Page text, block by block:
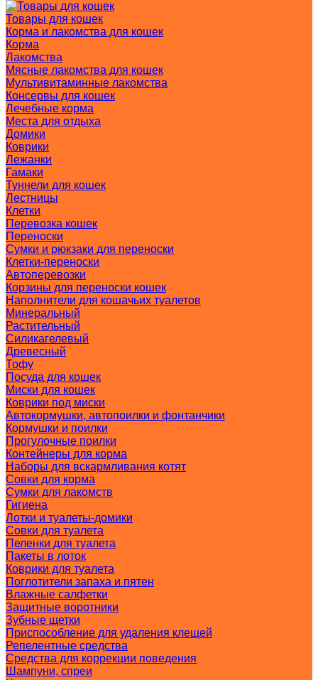
Товары для кошек
Корма и лакомства для кошек
Корма
Лакомства
Мясные лакомства для кошек
Мультивитаминные лакомства
Консервы для кошек
Лечебные корма
Места для отдыха
Домики
Коврики
Лежанки
Гамаки
Туннели для кошек
Лестницы
Клетки
Перевозка кошек
Переноски
Сумки и рюкзаки для переноски
Клетки-переноски
Автоперевозки
Корзины для переноски кошек
Наполнители для кошачьих туалетов
Минеральный
Растительный
Силикагелевый
Древесный
Тофу
Посуда для кошек
Миски для кошек
Коврики под миски
Автокормушки, автопоилки и фонтанчики
Кормушки и поилки
Прогулочные поилки
Контейнеры для корма
Наборы для вскармливания котят
Совки для корма
Сумки для лакомств
Гигиена
Лотки и туалеты-домики
Совки для туалета
Пеленки для туалета
Пакеты в лоток
Коврики для туалета
Поглотители запаха и пятен
Влажные салфетки
Защитные воротники
Зубные щетки
Приспособление для удаления клещей
Репелентные средства
Средства для коррекции поведения
Шампуни, спреи